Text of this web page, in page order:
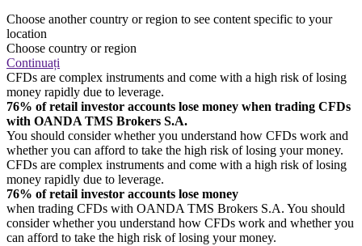
Choose another country or region to see content specific to your
location
Choose country or region
Continuați
CFDs are complex instruments and come with a high risk of losing
money rapidly due to leverage.
76% of retail investor accounts lose money when trading CFDs
with OANDA TMS Brokers S.A.
You should consider whether you understand how CFDs work and
whether you can afford to take the high risk of losing your money.
CFDs are complex instruments and come with a high risk of losing
money rapidly due to leverage.
76% of retail investor accounts lose money
when trading CFDs with OANDA TMS Brokers S.A. You should
consider whether you understand how CFDs work and whether you
can afford to take the high risk of losing your money.